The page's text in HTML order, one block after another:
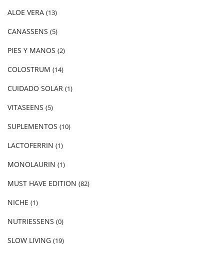
ALOE VERA (13)
CANASSENS (5)
PIES Y MANOS (2)
COLOSTRUM (14)
CUIDADO SOLAR (1)
VITASEENS (5)
SUPLEMENTOS (10)
LACTOFERRIN (1)
MONOLAURIN (1)
MUST HAVE EDITION (82)
NICHE (1)
NUTRIESSENS (0)
SLOW LIVING (19)